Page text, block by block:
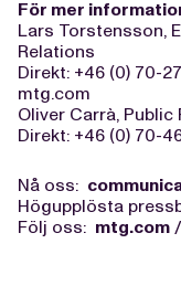
För mer
Lars Torstensson,
Relations
Direkt: +46 (0) 70-
mtg.com
Oliver Carrà,
Direkt: +46 (0) 70-
Nå oss:
Högupplösta
Följ oss: mtg.com /